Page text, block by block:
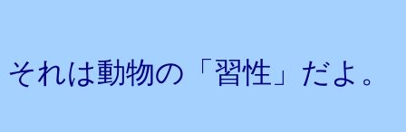
それは動物の「習性」だよ。